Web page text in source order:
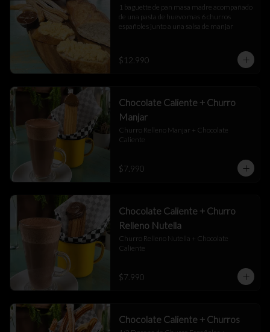
1 baguette de pan masa madre acompañado
de una pasta de huevo mas 6 churros
españoles junto a una salsa de manjar
$12.990
Chocolate Caliente + Churro
Manjar
Churro Relleno Manjar + Chocolate
Caliente
$7.990
Chocolate Caliente + Churro
Relleno Nutella
Churro Relleno Nutella + Chocolate
Caliente
$7.990
Chocolate Caliente + Churros